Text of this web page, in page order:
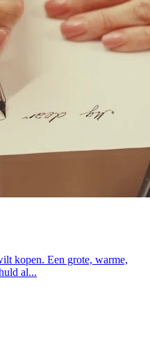
kopen. Een grote, warme,
al...